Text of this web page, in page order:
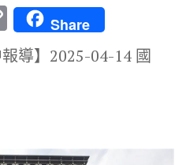
C
o
p
Share
報導】2025-04-14 國